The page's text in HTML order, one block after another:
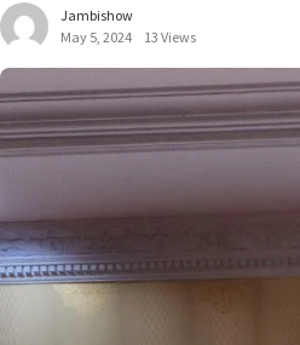
Jambishow
May 5, 2024
13 Views